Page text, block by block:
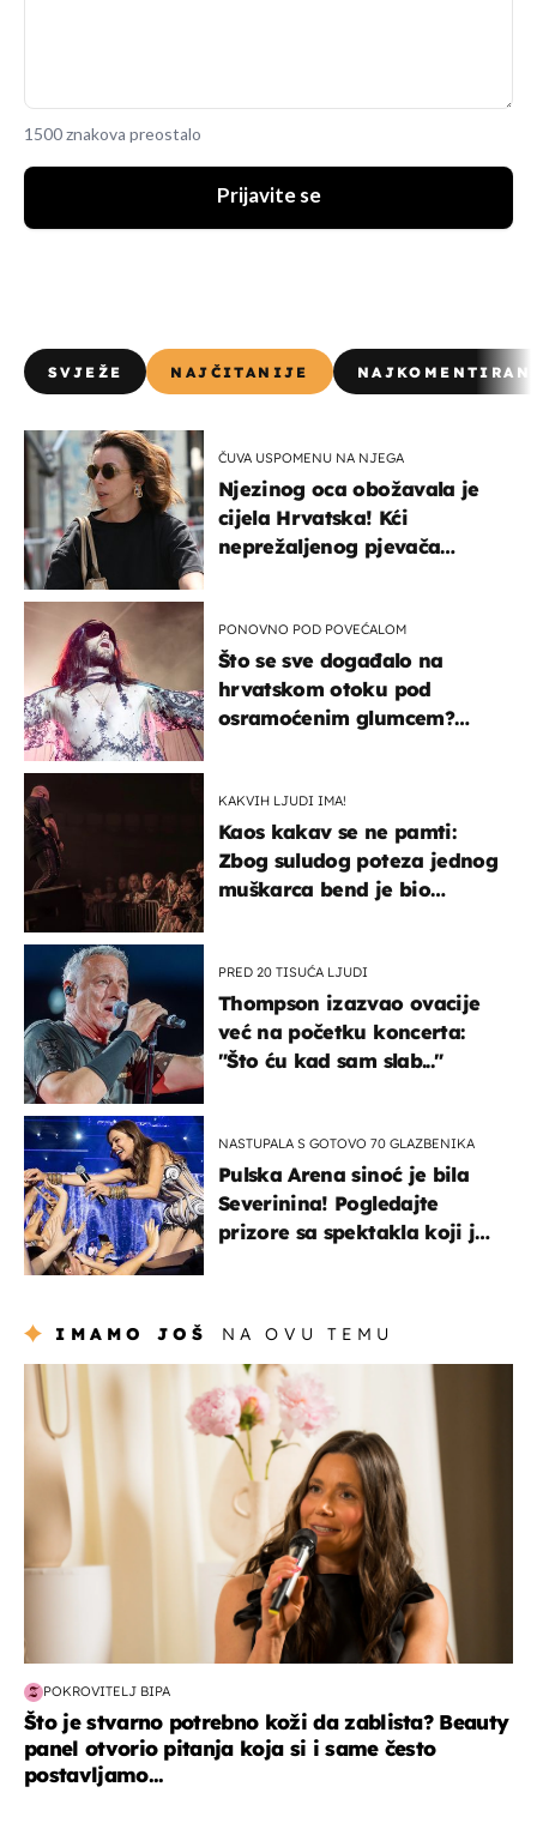
1500 znakova preostalo
Prijavite se
SVJEŽE NAJČITANIJE
ČUVA USPOMENU NA NJEGA
Njezinog oca obožavala je
cijela Hrvatska! Kći
neprežaljenog pjevača
PONOVNO POD POVEĆALOM
Što se sve događalo na
hrvatskom otoku pod
osramoćenim glumcem?
KAKVIH LJUDI IMA!
Kaos kakav se ne pamti:
Zbog suludog poteza jednog
muškarca bend je bio
PRED 20 TISUĆA LJUDI
Thompson izazvao ovacije
već na početku koncerta:
"Što ću kad sam slab..."
NASTUPALA S GOTOVO 70 GLAZBENIKA
Pulska Arena sinoć je bila
Severinina! Pogledajte
prizore sa spektakla koji je
IMAMO JOŠ NA OVU TEMU
moda & ljepota
POKROVITELJ BIPA
Što je stvarno potrebno koži da zablista? Beauty
panel otvorio pitanja koja si i same često
postavljamo...